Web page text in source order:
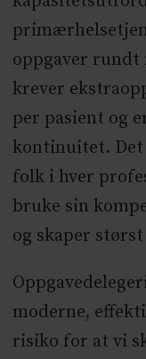
oppgaver rundt
krever
per pasient og
kontinuitet. Det
folk i hver
bruke sin
og skaper
moderne,
risiko for at vi